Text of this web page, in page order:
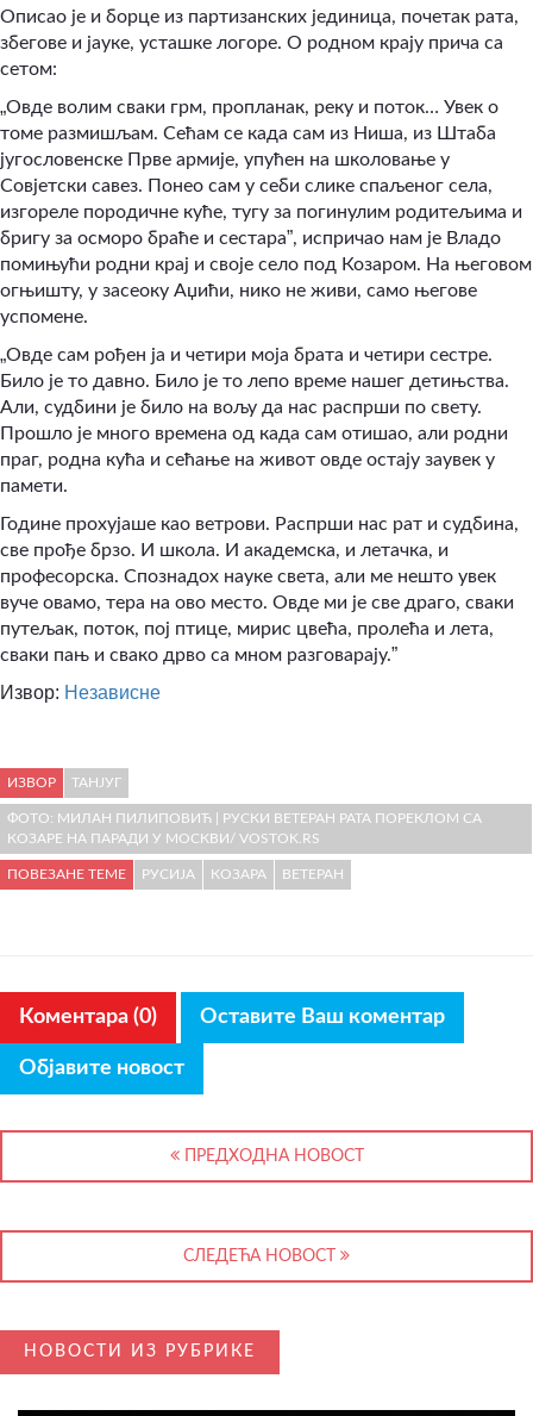
Описао је и борце из партизанских јединица, почетак рата,
збегове и јауке, усташке логоре. О родном крају прича са
сетом:
„Овде волим сваки грм, пропланак, реку и поток… Увек о
томе размишљам. Сећам се када сам из Ниша, из Штаба
југословенске Прве армије, упућен на школовање у
Совјетски савез. Понео сам у себи слике спаљеног села,
изгореле породичне куће, тугу за погинулим родитељима и
бригу за осморо браће и сестара”, испричао нам је Владо
помињући родни крај и своје село под Козаром. На његовом
огњишту, у засеоку Аџићи, нико не живи, само његове
успомене.
„Овде сам рођен ја и четири моја брата и четири сестре.
Било је то давно. Било је то лепо време нашег детињства.
Али, судбини је било на вољу да нас распрши по свету.
Прошло је много времена од када сам отишао, али родни
праг, родна кућа и сећање на живот овде остају заувек у
памети.
Године прохујаше као ветрови. Распрши нас рат и судбина,
све прође брзо. И школа. И академска, и летачка, и
професорска. Спознадох науке света, али ме нешто увек
вуче овамо, тера на ово место. Овде ми је све драго, сваки
путељак, поток, пој птице, мирис цвећа, пролећа и лета,
сваки пањ и свако дрво са мном разговарају.”
Извор: Независне
ИЗВОР ТАНЈУГ
ФОТО: МИЛАН ПИЛИПОВИЋ | РУСКИ ВЕТЕРАН РАТА ПОРЕКЛОМ СА
КОЗАРЕ НА ПАРАДИ У МОСКВИ/ VOSTOK.RS
ПОВЕЗАНЕ ТЕМЕ РУСИЈА КОЗАРА ВЕТЕРАН
Коментара (0) Оставите Ваш коментар
Објавите новост
ПРЕДХОДНА НОВОСТ
СЛЕДЕЋА НОВОСТ
НОВОСТИ ИЗ РУБРИКЕ